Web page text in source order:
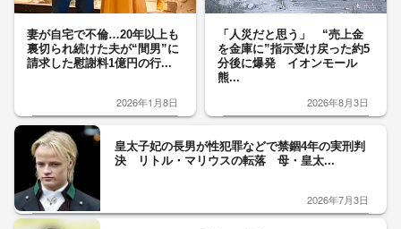
妻が自宅で不倫…20年以上も
裏切られ続けた夫が“間男”に
請求した慰謝料1億円の行...
2026年1月8日
「人災だと思う」 “売上金
を金庫に”指示受け戻った約5
分後に爆発 イオンモール
熊...
2026年8月3日
皇太子妃の長男が性犯罪などで禁錮4年の実刑判
決 リトル・マリウスの転落 母・皇太...
2026年7月3日